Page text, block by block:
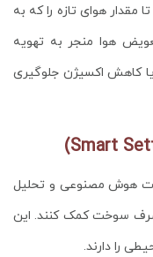
هوای تازه را که به
هوا منجر به تهویه
کاهش اکسیژن جلوگیری
هوش مصنوعی و تحلیل
سوخت کمک کنند. این
را دارند.